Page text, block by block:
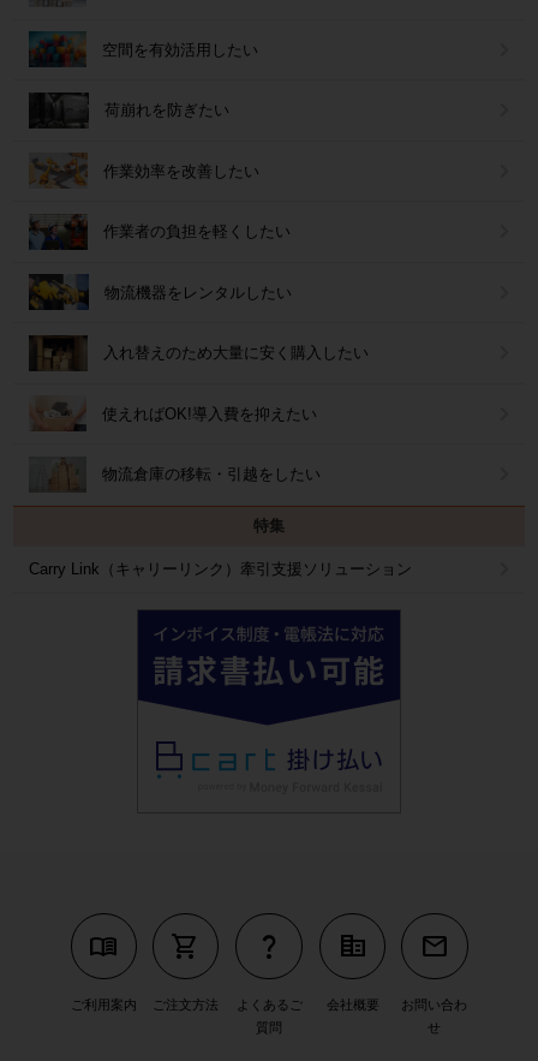
空間を有効活用したい
荷崩れを防ぎたい
作業効率を改善したい
作業者の負担を軽くしたい
物流機器をレンタルしたい
入れ替えのため大量に安く購入したい
使えればOK!導入費を抑えたい
物流倉庫の移転・引越をしたい
特集
Carry Link（キャリーリンク）牽引支援ソリューション
menu_book
ご利用案内
shopping_cart
ご注文方法
question_mark
よくあるご
質問
corporate_fare
会社概要
mail
お問い合わ
せ